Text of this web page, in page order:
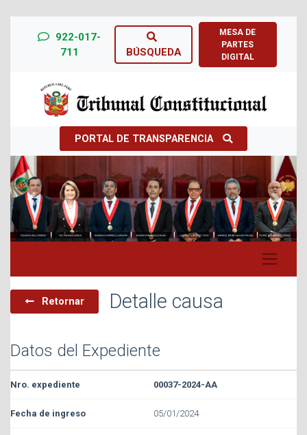
922-017-
711
BÚSQUEDA
MESA DE
PARTES
DIGITAL
PORTAL DE TRANSPARENCIA
Previous Next
Retornar Detalle causa
Datos del Expediente
00037-2024-AA
05/01/2024